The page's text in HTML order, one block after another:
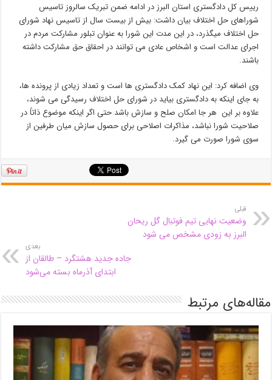
رییس کل دادگستری استان البرز در ادامه ضمن تبریک سالروز تاسیس
شوراهای حل اختلاف بیان داشت: بیش از بیست سال از تاسیس نهاد شورای
حل اختلاف میگذرد، در این مدت این شورا به عنوان تبلور مشارکت مردم در
اجرای عدالت است و اشخاص عادی می توانند در احقاق حق مشارکت داشته
باشند.
وی اضافه کرد: این نهاد کمک دادگستری ها است و تعداد زیادی از پرونده ها،
به جای اینکه به دادگستری بیاید در شورای حل اختلاف رسیدگی می شوند،
علاوه بر این هر جا امکان صلح و سازش باشد حتی اگر اینکه موضوع ذاتاً در
صلاحیت شورا نباشد، مذاکرات اصلاحی برای حصول سازش میان طرفین از
سوی شورا صورت می گیرد.
قبلی
وضعیت نهایی تیم فوتبال گل ریحان
البرز به زودی مشخص می شود
بعدی
جاده جدید هشتگرد – طالقان از
ابتدای آذرماه بسته می‌شود
مقاله‌های مرتبط